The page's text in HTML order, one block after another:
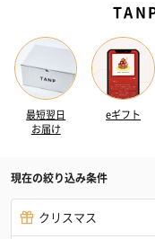
最短翌日
お届け
eギフト
現在の絞り込み条件
クリスマス